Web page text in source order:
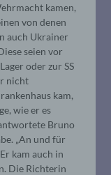
kamen,
von denen
auch Ukrainer
seien vor
oder zur SS
nicht
kam,
wie er es
Bruno
„An und für
kam auch in
Die Richterin